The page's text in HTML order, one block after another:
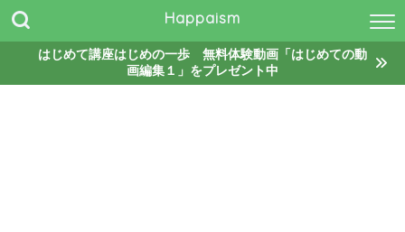
Happaism
はじめて講座はじめの一歩 無料体験動画「はじめての動
画編集１」をプレゼント中